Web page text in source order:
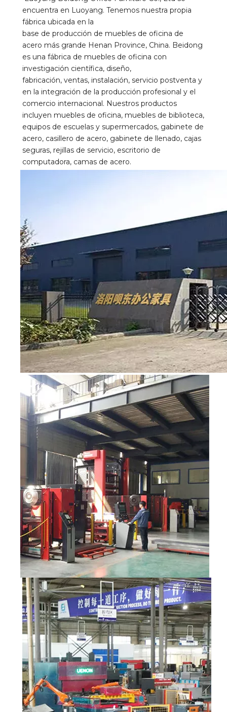
encuentra en Luoyang. Tenemos nuestra propia
fábrica ubicada en la
base de producción de muebles de oficina de
acero más grande Henan Province, China. Beidong
es una fábrica de muebles de oficina con
investigación científica, diseño,
fabricación, ventas, instalación, servicio postventa y
en la integración de la producción profesional y el
comercio internacional. Nuestros productos
incluyen muebles de oficina, muebles de biblioteca,
equipos de escuelas y supermercados, gabinete de
acero, casillero de acero, gabinete de llenado, cajas
seguras, rejillas de servicio, escritorio de
computadora, camas de acero.